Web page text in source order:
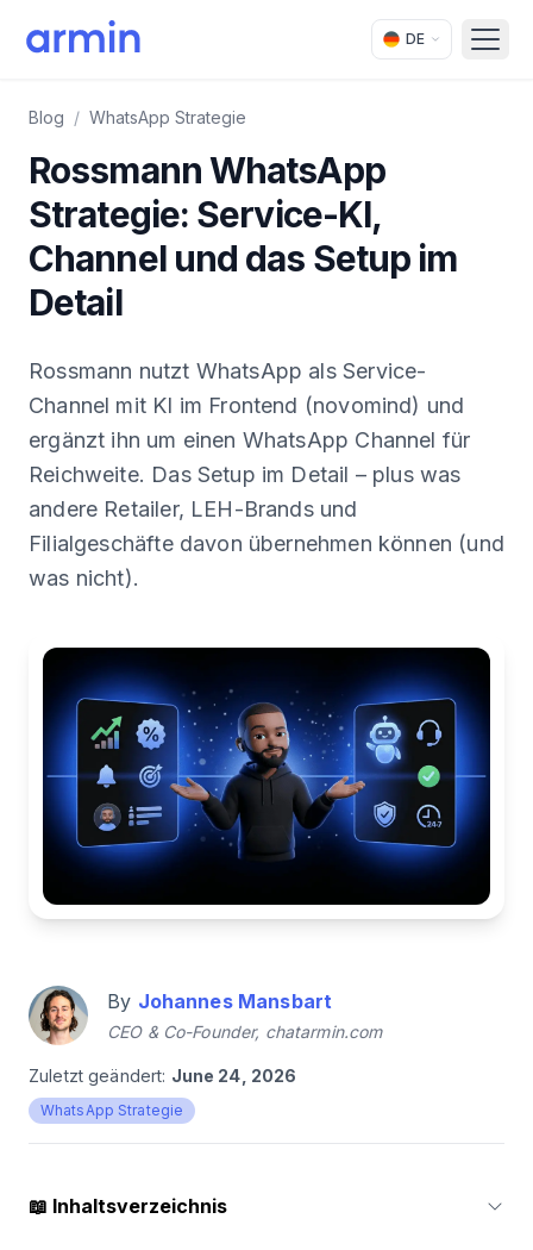
DE
Blog / WhatsApp Strategie
Rossmann WhatsApp
Strategie: Service-KI,
Channel und das Setup im
Detail
Rossmann nutzt WhatsApp als Service-
Channel mit KI im Frontend (novomind) und
ergänzt ihn um einen WhatsApp Channel für
Reichweite. Das Setup im Detail – plus was
andere Retailer, LEH-Brands und
Filialgeschäfte davon übernehmen können (und
was nicht).
By Johannes Mansbart
CEO & Co-Founder, chatarmin.com
Zuletzt geändert: June 24, 2026
WhatsApp Strategie
📖 Inhaltsverzeichnis